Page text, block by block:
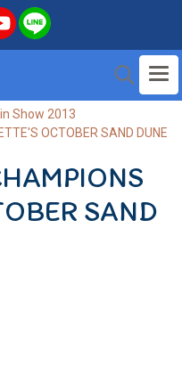
Show 2013
OCTOBER SAND DUNE
SAND